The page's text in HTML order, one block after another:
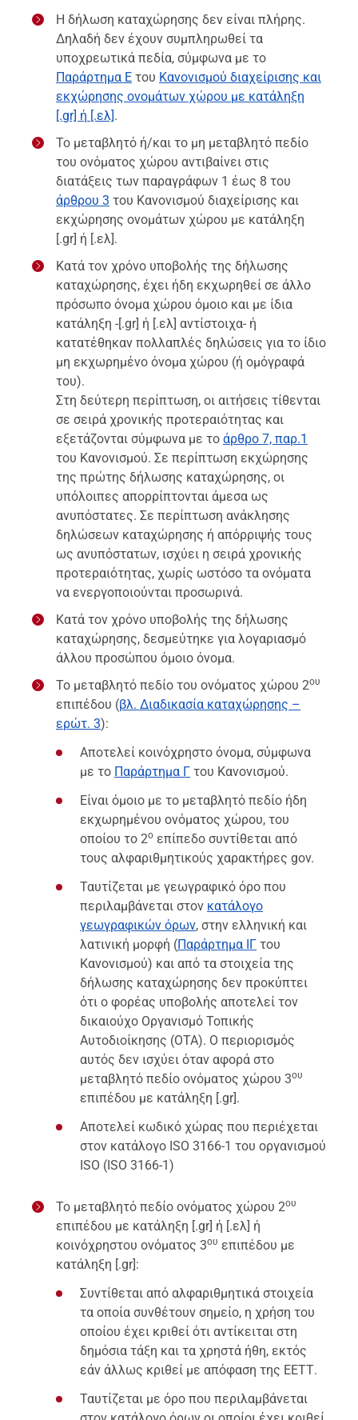
Η δήλωση καταχώρησης δεν είναι πλήρης.
Δηλαδή δεν έχουν συμπληρωθεί τα
υποχρεωτικά πεδία, σύμφωνα με το
Παράρτημα Ε του Κανονισμού διαχείρισης και
εκχώρησης ονομάτων χώρου με κατάληξη
[.gr] ή [.ελ].
Το μεταβλητό ή/και το μη μεταβλητό πεδίο
του ονόματος χώρου αντιβαίνει στις
διατάξεις των παραγράφων 1 έως 8 του
άρθρου 3 του Κανονισμού διαχείρισης και
εκχώρησης ονομάτων χώρου με κατάληξη
[.gr] ή [.ελ].
Κατά τον χρόνο υποβολής της δήλωσης
καταχώρησης, έχει ήδη εκχωρηθεί σε άλλο
πρόσωπο όνομα χώρου όμοιο και με ίδια
κατάληξη -[.gr] ή [.ελ] αντίστοιχα- ή
κατατέθηκαν πολλαπλές δηλώσεις για το ίδιο
μη εκχωρημένο όνομα χώρου (ή ομόγραφά
του).
Στη δεύτερη περίπτωση, οι αιτήσεις τίθενται
σε σειρά χρονικής προτεραιότητας και
εξετάζονται σύμφωνα με το άρθρο 7, παρ.1
του Κανονισμού. Σε περίπτωση εκχώρησης
της πρώτης δήλωσης καταχώρησης, οι
υπόλοιπες απορρίπτονται άμεσα ως
ανυπόστατες. Σε περίπτωση ανάκλησης
δηλώσεων καταχώρησης ή απόρριψής τους
ως ανυπόστατων, ισχύει η σειρά χρονικής
προτεραιότητας, χωρίς ωστόσο τα ονόματα
να ενεργοποιούνται προσωρινά.
Κατά τον χρόνο υποβολής της δήλωσης
καταχώρησης, δεσμεύτηκε για λογαριασμό
άλλου προσώπου όμοιο όνομα.
Το μεταβλητό πεδίο του ονόματος χώρου 2ου
επιπέδου (βλ. Διαδικασία καταχώρησης –
ερώτ. 3):
Αποτελεί κοινόχρηστο όνομα, σύμφωνα
με το Παράρτημα Γ του Κανονισμού.
Είναι όμοιο με το μεταβλητό πεδίο ήδη
εκχωρημένου ονόματος χώρου, του
οποίου το 2ο επίπεδο συντίθεται από
τους αλφαριθμητικούς χαρακτήρες gov.
Ταυτίζεται με γεωγραφικό όρο που
περιλαμβάνεται στον κατάλογο
γεωγραφικών όρων, στην ελληνική και
λατινική μορφή (Παράρτημα ΙΓ του
Κανονισμού) και από τα στοιχεία της
δήλωσης καταχώρησης δεν προκύπτει
ότι ο φορέας υποβολής αποτελεί τον
δικαιούχο Οργανισμό Τοπικής
Αυτοδιοίκησης (ΟΤΑ). Ο περιορισμός
αυτός δεν ισχύει όταν αφορά στο
μεταβλητό πεδίο ονόματος χώρου 3ου
επιπέδου με κατάληξη [.gr].
Αποτελεί κωδικό χώρας που περιέχεται
στον κατάλογο ISO 3166-1 του οργανισμού
ISO (ISO 3166-1)
Το μεταβλητό πεδίο ονόματος χώρου 2ου
επιπέδου με κατάληξη [.gr] ή [.ελ] ή
κοινόχρηστου ονόματος 3ου επιπέδου με
κατάληξη [.gr]:
Συντίθεται από αλφαριθμητικά στοιχεία
τα οποία συνθέτουν σημείο, η χρήση του
οποίου έχει κριθεί ότι αντίκειται στη
δημόσια τάξη και τα χρηστά ήθη, εκτός
εάν άλλως κριθεί με απόφαση της ΕΕΤΤ.
Ταυτίζεται με όρο που περιλαμβάνεται